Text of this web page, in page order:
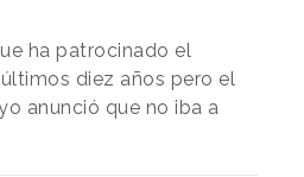
ha patrocinado el
diez años pero el
anunció que no iba a